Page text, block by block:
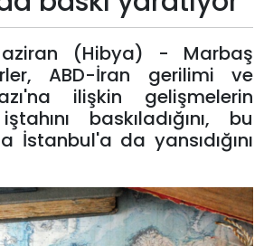
(Hibya) - Marbaş
ABD-İran gerilimi ve
ilişkin gelişmelerin
baskıladığını, bu
İstanbul'a da yansıdığını